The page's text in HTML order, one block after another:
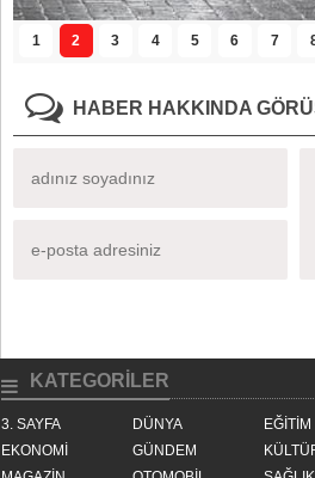
1 2 3 4 5 6 7
HABER HAKKINDA
KATEGORİLER
3. SAYFA DÜNYA
EĞİTİM
EKONOMİ
GÜNDEM